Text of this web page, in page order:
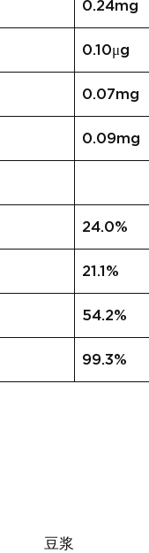
0.24mg
0.10μg
0.07mg
0.09mg
24.0%
21.1%
54.2%
99.3%
豆浆